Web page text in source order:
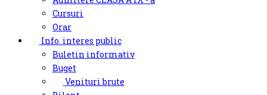
Cursuri
Orar
Info. interes public
Buletin informativ
Buget
Venituri brute